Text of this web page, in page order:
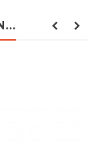
- 46544250185